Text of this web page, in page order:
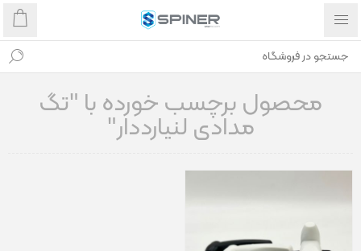
محصول برچسب خورده با "تگ
مدادی لنیارددار"